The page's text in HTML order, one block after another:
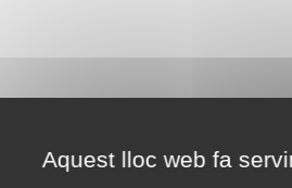
Aquest lloc web fa